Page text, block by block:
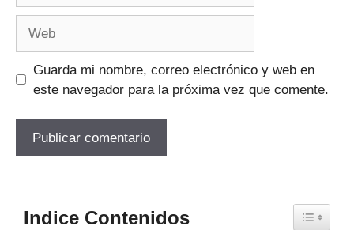
Guarda mi nombre, correo electrónico y web en
este navegador para la próxima vez que comente.
Indice Contenidos Toggle